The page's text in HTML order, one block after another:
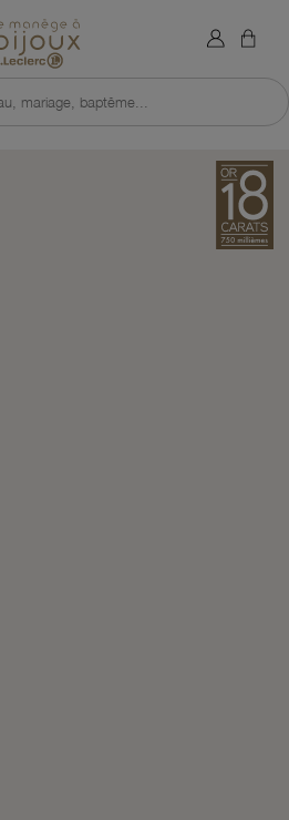
Retour à l'accueil du site
mariage, baptême...
×